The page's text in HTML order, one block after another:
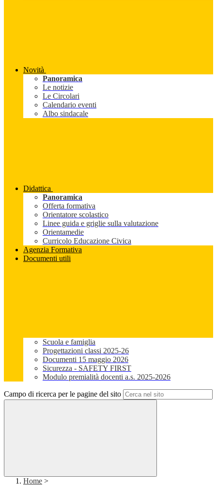
Novità
Panoramica
Le notizie
Le Circolari
Calendario eventi
Albo sindacale
Didattica
Panoramica
Offerta formativa
Orientatore scolastico
Linee guida e griglie sulla valutazione
Orientamedie
Curricolo Educazione Civica
Agenzia Formativa
Documenti utili
Scuola e famiglia
Progettazioni classi 2025-26
Documenti 15 maggio 2026
Sicurezza - SAFETY FIRST
Modulo premialità docenti a.s. 2025-2026
Campo di ricerca per le pagine del sito
Home >